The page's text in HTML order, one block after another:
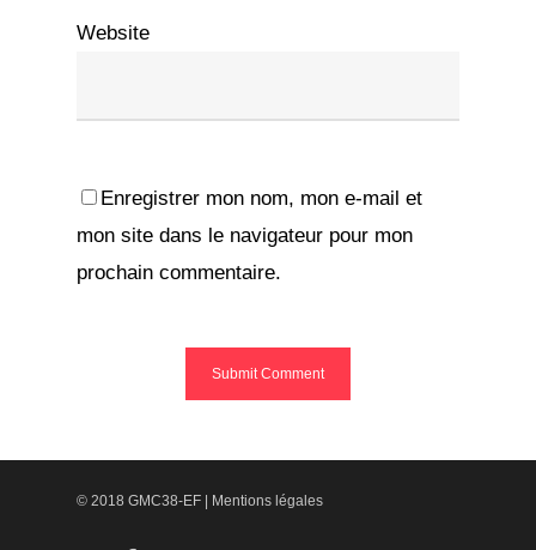
Website
Enregistrer mon nom, mon e-mail et
mon site dans le navigateur pour mon
prochain commentaire.
© 2018 GMC38-EF | Mentions légales